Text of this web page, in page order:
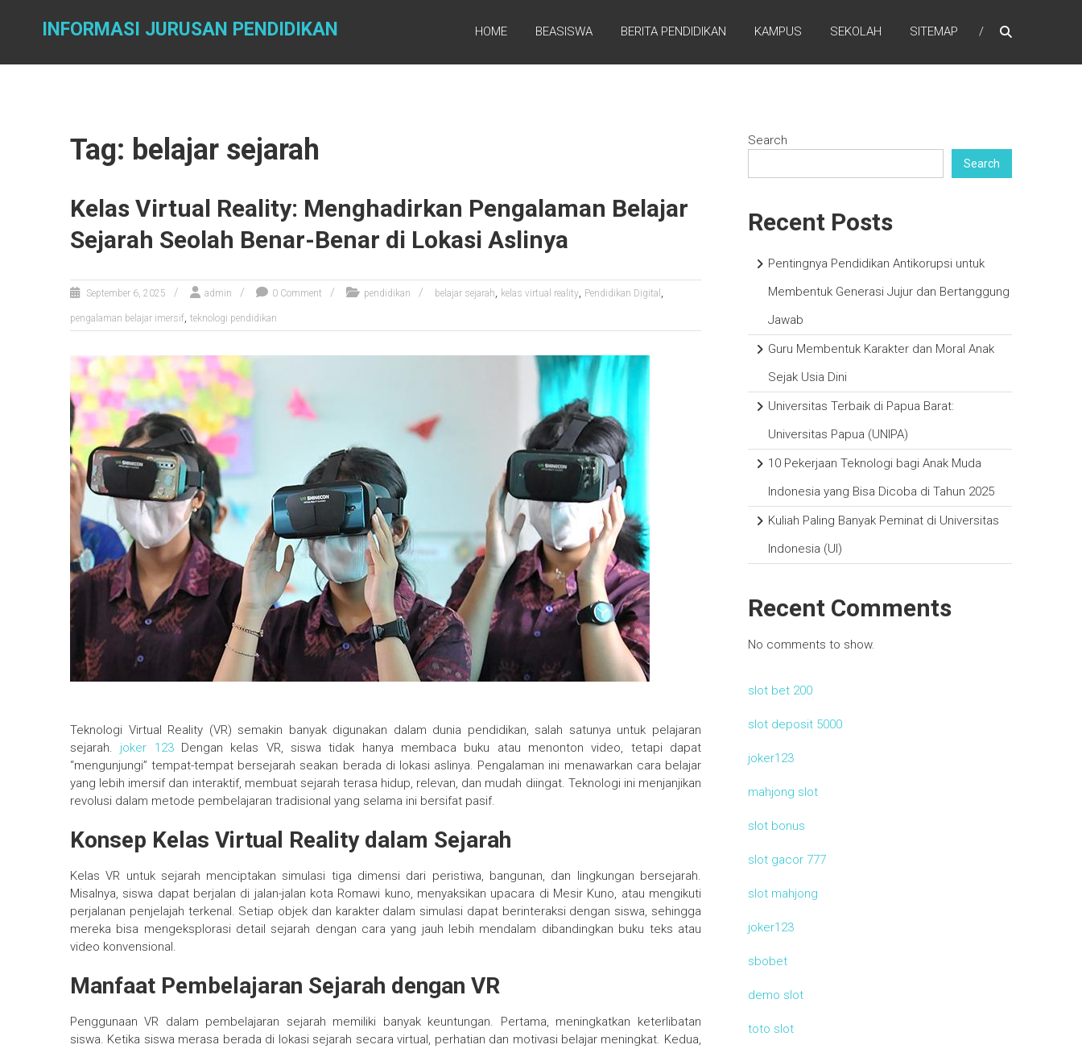
INFORMASI JURUSAN PENDIDIKAN HOME BEASISWA BERITA PENDIDIKAN KAMPUS SEKOLAH SITEMAP
Tag: belajar sejarah
Kelas Virtual Reality: Menghadirkan Pengalaman Belajar
Sejarah Seolah Benar-Benar di Lokasi Aslinya
September 6, 2025 admin 0 Comment pendidikan belajar sejarah, kelas virtual reality, Pendidikan Digital ,
pengalaman belajar imersif, teknologi pendidikan
Teknologi Virtual Reality (VR) semakin banyak digunakan dalam dunia pendidikan, salah satunya untuk pelajaran
sejarah. joker 123Dengan kelas VR, siswa tidak hanya membaca buku atau menonton video, tetapi dapat
“mengunjungi” tempat-tempat bersejarah seakan berada di lokasi aslinya. Pengalaman ini menawarkan cara belajar
yang lebih imersif dan interaktif, membuat sejarah terasa hidup, relevan, dan mudah diingat. Teknologi ini menjanjikan
revolusi dalam metode pembelajaran tradisional yang selama ini bersifat pasif.
Konsep Kelas Virtual Reality dalam Sejarah
Kelas VR untuk sejarah menciptakan simulasi tiga dimensi dari peristiwa, bangunan, dan lingkungan bersejarah.
Misalnya, siswa dapat berjalan di jalan-jalan kota Romawi kuno, menyaksikan upacara di Mesir Kuno, atau mengikuti
perjalanan penjelajah terkenal. Setiap objek dan karakter dalam simulasi dapat berinteraksi dengan siswa, sehingga
mereka bisa mengeksplorasi detail sejarah dengan cara yang jauh lebih mendalam dibandingkan buku teks atau
video konvensional.
Manfaat Pembelajaran Sejarah dengan VR
Penggunaan VR dalam pembelajaran sejarah memiliki banyak keuntungan. Pertama, meningkatkan keterlibatan
siswa. Ketika siswa merasa berada di lokasi sejarah secara virtual, perhatian dan motivasi belajar meningkat. Kedua,
Search
Search
Recent Posts
Pentingnya Pendidikan Antikorupsi untuk
Membentuk Generasi Jujur dan Bertanggung
Jawab
Guru Membentuk Karakter dan Moral Anak
Sejak Usia Dini
Universitas Terbaik di Papua Barat:
Universitas Papua (UNIPA)
10 Pekerjaan Teknologi bagi Anak Muda
Indonesia yang Bisa Dicoba di Tahun 2025
Kuliah Paling Banyak Peminat di Universitas
Indonesia (UI)
Recent Comments
No comments to show.
slot bet 200
slot deposit 5000
joker123
mahjong slot
slot bonus
slot gacor 777
slot mahjong
joker123
sbobet
demo slot
toto slot